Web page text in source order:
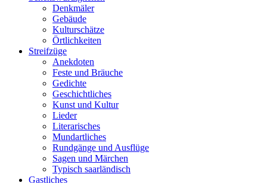
Denkmäler
Gebäude
Kulturschätze
Örtlichkeiten
Streifzüge
Anekdoten
Feste und Bräuche
Gedichte
Geschichtliches
Kunst und Kultur
Lieder
Literarisches
Mundartliches
Rundgänge und Ausflüge
Sagen und Märchen
Typisch saarländisch
Gastliches